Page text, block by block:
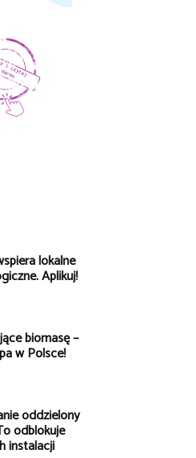
lokalne
Aplikuj!
biomasę –
w Polsce!
oddzielony
odblokuje
instalacji